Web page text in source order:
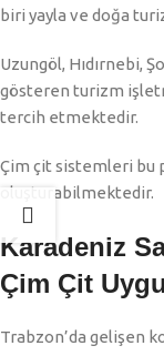
biri yayla ve doğa
Uzungöl, Hıdırnebi,
gösteren turizm
tercih etmektedir.
Çim çit sistemleri bu
oluşturabilmektedir.
Karadeniz
Çim Çit
Trabzon’da gelişen